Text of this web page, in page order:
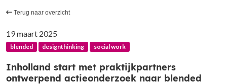
Terug naar overzicht
19 maart 2025
blended designthinking social work
Inholland start met praktijkpartners
ontwerpend actieonderzoek naar blended